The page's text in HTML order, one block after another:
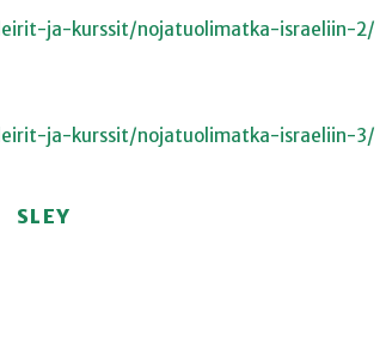
ja-kurssit/nojatuolimatka-israeliin-2/
ja-kurssit/nojatuolimatka-israeliin-3/
SLEY